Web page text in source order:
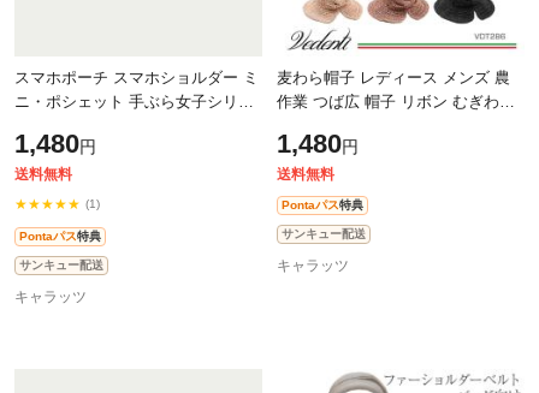
スマホポーチ スマホショルダー ミ
ニ・ポシェット 手ぶら女子シリー
SP-E | ミニ ポシェット ポーチ ス
マホ
1,480円
送料無料
★★★★★ (1)
Pontaパス特典
サンキュー配送
キャラッツ
麦わら帽子 レディース メンズ 農
作業 つば広 帽子 リボン むぎわら
たたみ 日焼け止め 熱中症対策 ハ
ッ
1,480円
送料無料
Pontaパス特典
サンキュー配送
キャラッツ